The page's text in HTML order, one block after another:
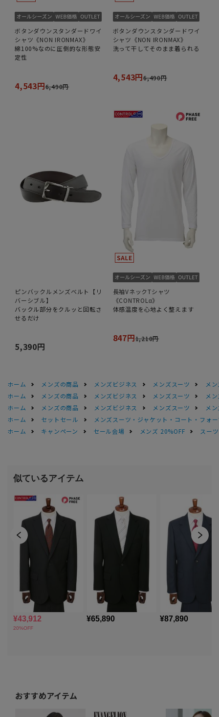
ボタンダウンスタンダードワイ
シャツ《NON IRONMAX》
綿100%なのに圧倒的な形態安
定性
4,543円6,490円
ボタンダウンスタンダードワイ
シャツ《NON IRONMAX》
洗って干してそのまま着られる
4,543円6,490円
ピンバックルメンズベルト【リ
バーシブル】
バックル部分をクルッと回転さ
せるだけ
5,390円
長袖VネックTシャツ
《CONTROLα》
体感温度を心地よく整えます
847円1,210円
ホーム メンズの商品 メンズビジネス メンズスーツ
メ
ホーム
メンズの商品 メンズビジネス メンズスーツ
メ
ホーム
メンズの商品 メンズビジネス メンズスーツ
メ
ホーム
セットセール
メンズスーツ・ジャケット・コート・フォ
ホーム
キャンペーン セール会場 メンズ 20%OFF スー